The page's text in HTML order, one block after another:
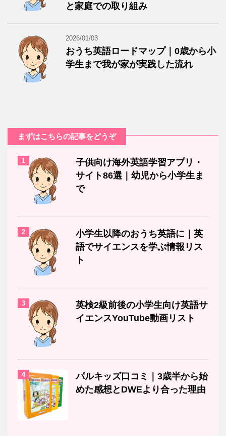
と家庭での取り組み
2026/01/03
おうち英語ロードマップ｜0歳から小
学生まで我が家が実践した流れ
まずはこちらの記事をどうぞ
1
子供向け海外英語学習アプリ・
サイト86選｜幼児から小学生ま
で
2
小学生以降のおうち英語に｜英
語でサイエンスを学ぶ情報リス
ト
3
英検2級前後の小学生向け英語サ
イエンスYouTube動画リスト
4
パルキッズ口コミ｜3歳半から始
めた感想とDWEより合った理由